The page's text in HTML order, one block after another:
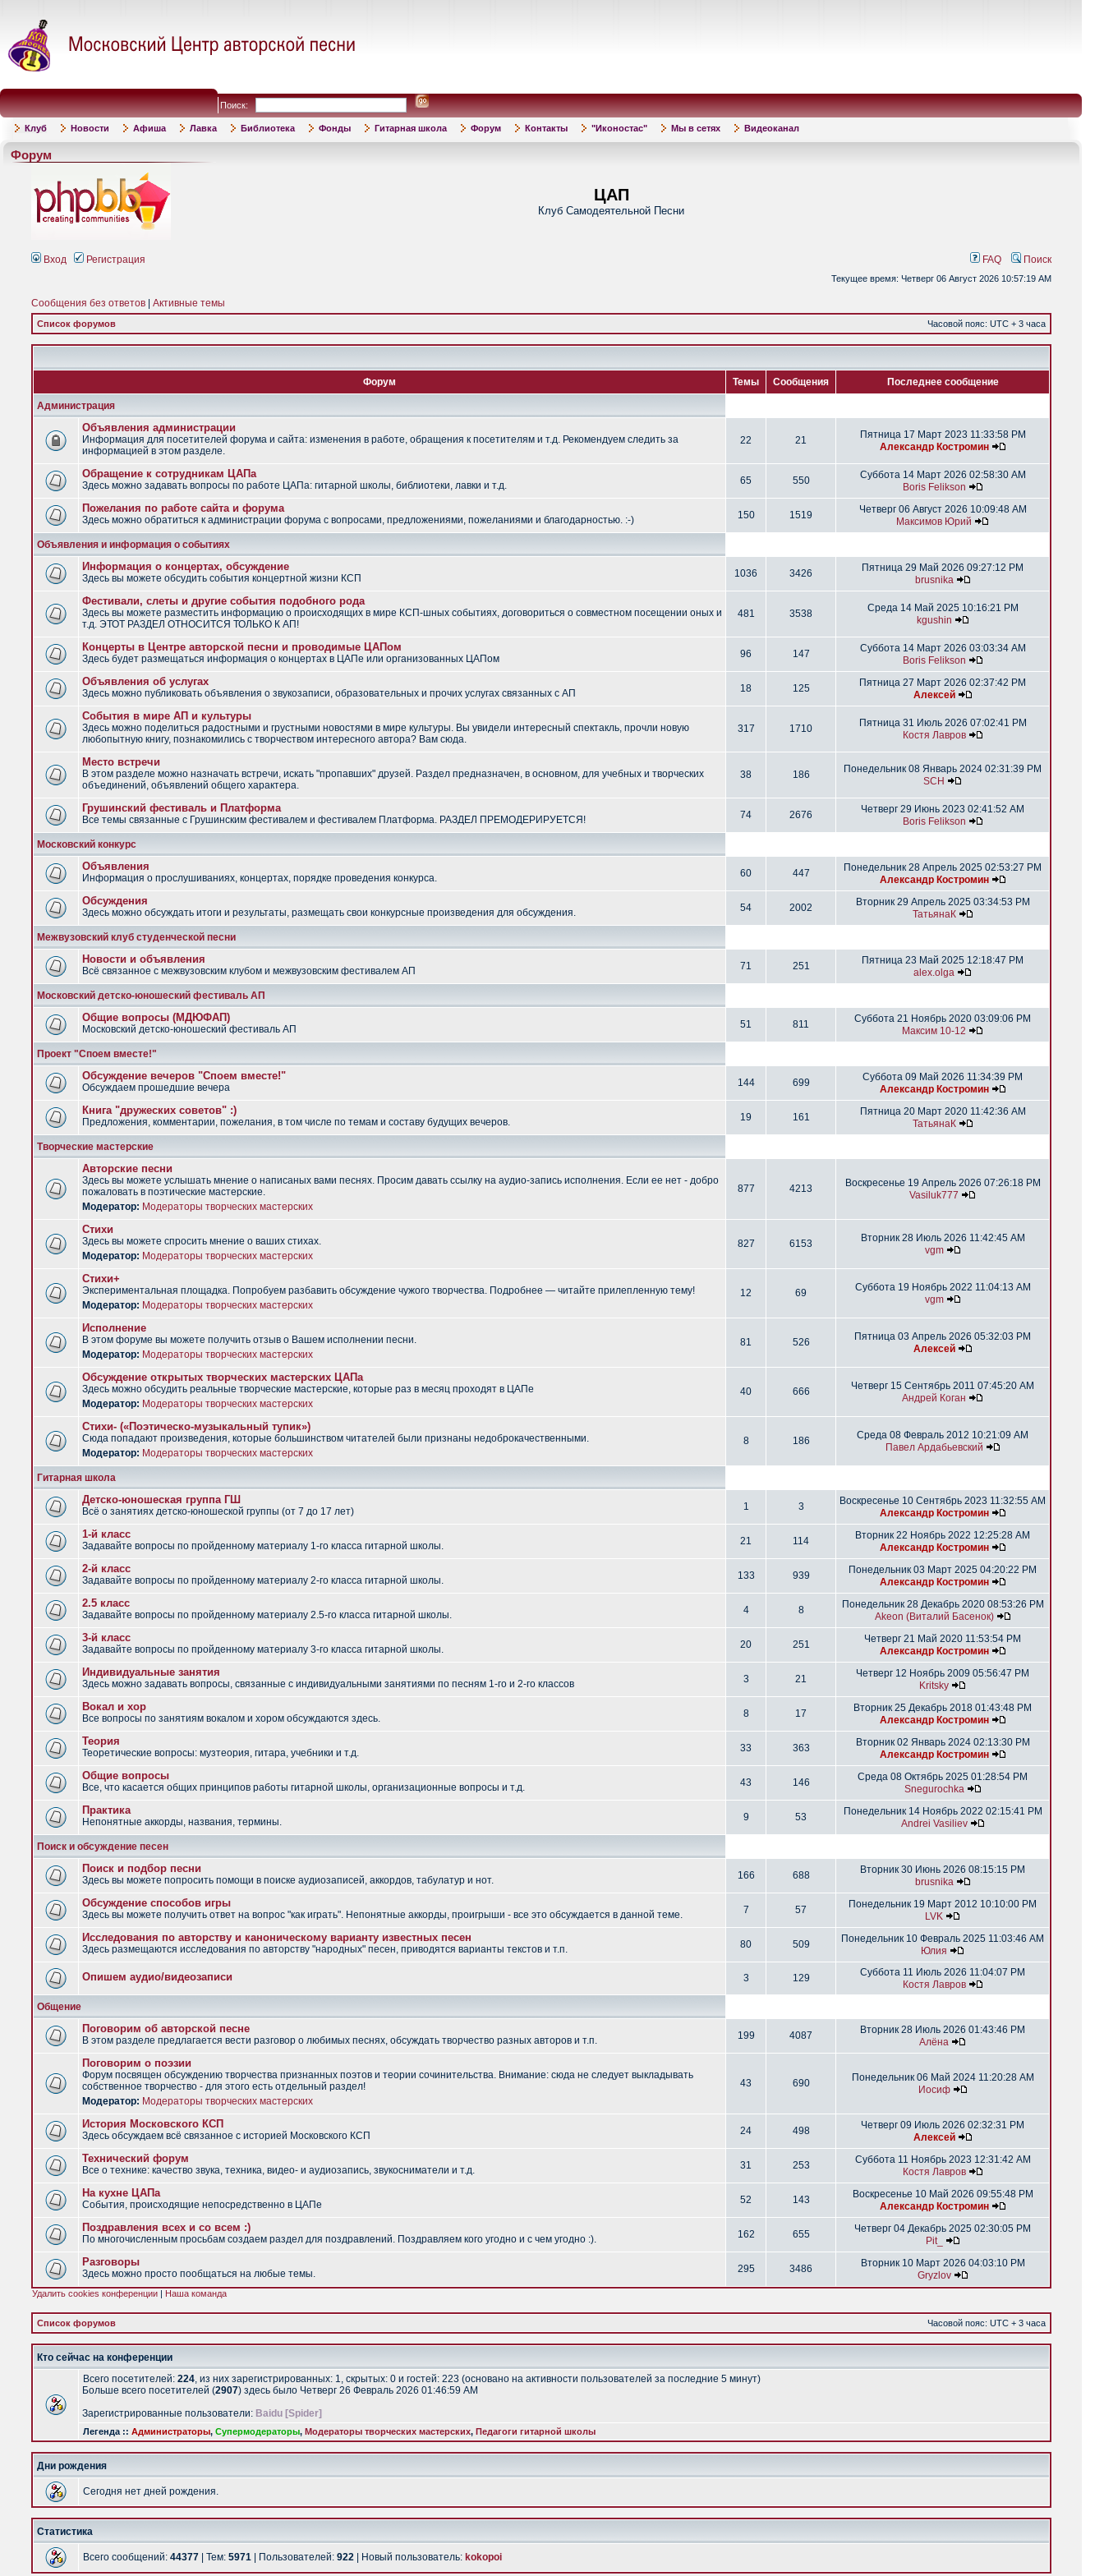
Поиск:
Клуб Новости Афиша Лавка Библиотека Фонды Гитарная школа Форум Контакты "Иконостас" Мы в сетях Видеоканал
Форум
ЦАП
Клуб Самодеятельной Песни
Вход Регистрация FAQ Поиск
Текущее время: Четверг 06 Август 2026 10:57:19 AM
Сообщения без ответов Активные темы
Список форумов Часовой пояс: UTC + 3 часа
Форум Темы Сообщения Последнее сообщение
Администрация
Объявления администрации
Информация для посетителей форума и сайта: изменения в работе, обращения к посетителям и т.д. Рекомендуем следить за
информацией в этом разделе.
22 21
Пятница 17 Март 2023 11:33:58 PM
Александр Костромин
Обращение к сотрудникам ЦАПа
Здесь можно задавать вопросы по работе ЦАПа: гитарной школы, библиотеки, лавки и т.д. 65 550
Суббота 14 Март 2026 02:58:30 AM
Boris Felikson
Пожелания по работе сайта и форума
Здесь можно обратиться к администрации форума с вопросами, предложениями, пожеланиями и благодарностью. :-) 150 1519
Четверг 06 Август 2026 10:09:48 AM
Максимов Юрий
Объявления и информация о событиях
Информация о концертах, обсуждение
Здесь вы можете обсудить события концертной жизни КСП 1036 3426
Пятница 29 Май 2026 09:27:12 PM
brusnika
Фестивали, слеты и другие события подобного рода
Здесь вы можете разместить информацию о происходящих в мире КСП-шных событиях, договориться о совместном посещении оных и
т.д. ЭТОТ РАЗДЕЛ ОТНОСИТСЯ ТОЛЬКО К АП!
481 3538
Среда 14 Май 2025 10:16:21 PM
kgushin
Концерты в Центре авторской песни и проводимые ЦАПом
Здесь будет размещаться информация о концертах в ЦАПе или организованных ЦАПом 96 147
Суббота 14 Март 2026 03:03:34 AM
Boris Felikson
Объявления об услугах
Здесь можно публиковать объявления о звукозаписи, образовательных и прочих услугах связанных с АП 18 125
Пятница 27 Март 2026 02:37:42 PM
Алексей
События в мире АП и культуры
Здесь можно поделиться радостными и грустными новостями в мире культуры. Вы увидели интересный спектакль, прочли новую
любопытную книгу, познакомились с творчеством интересного автора? Вам сюда.
317 1710
Пятница 31 Июль 2026 07:02:41 PM
Костя Лавров
Место встречи
В этом разделе можно назначать встречи, искать "пропавших" друзей. Раздел предназначен, в основном, для учебных и творческих
объединений, объявлений общего характера.
38 186
Понедельник 08 Январь 2024 02:31:39 PM
SCH
Грушинский фестиваль и Платформа
Все темы связанные с Грушинским фестивалем и фестивалем Платформа. РАЗДЕЛ ПРЕМОДЕРИРУЕТСЯ! 74 2676
Четверг 29 Июнь 2023 02:41:52 AM
Boris Felikson
Московский конкурс
Объявления
Информация о прослушиваниях, концертах, порядке проведения конкурса. 60 447
Понедельник 28 Апрель 2025 02:53:27 PM
Александр Костромин
Обсуждения
Здесь можно обсуждать итоги и результаты, размещать свои конкурсные произведения для обсуждения. 54 2002
Вторник 29 Апрель 2025 03:34:53 PM
ТатьянаК
Межвузовский клуб студенческой песни
Новости и объявления
Всё связанное с межвузовским клубом и межвузовским фестивалем АП 71 251
Пятница 23 Май 2025 12:18:47 PM
alex.olga
Московский детско-юношеский фестиваль АП
Общие вопросы (МДЮФАП)
Московский детско-юношеский фестиваль АП 51 811
Суббота 21 Ноябрь 2020 03:09:06 PM
Максим 10-12
Проект "Споем вместе!"
Обсуждение вечеров "Споем вместе!"
Обсуждаем прошедшие вечера 144 699
Суббота 09 Май 2026 11:34:39 PM
Александр Костромин
Книга "дружеских советов" :)
Предложения, комментарии, пожелания, в том числе по темам и составу будущих вечеров. 19 161
Пятница 20 Март 2020 11:42:36 AM
ТатьянаК
Творческие мастерские
Авторские песни
Здесь вы можете услышать мнение о написаных вами песнях. Просим давать ссылку на аудио-запись исполнения. Если ее нет - добро
пожаловать в поэтические мастерские.
Модератор: Модераторы творческих мастерских
877 4213
Воскресенье 19 Апрель 2026 07:26:18 PM
Vasiluk777
Стихи
Здесь вы можете спросить мнение о ваших стихах.
Модератор: Модераторы творческих мастерских
827 6153
Вторник 28 Июль 2026 11:42:45 AM
vgm
Стихи+
Экспериментальная площадка. Попробуем разбавить обсуждение чужого творчества. Подробнее — читайте прилепленную тему!
Модератор: Модераторы творческих мастерских
12 69
Суббота 19 Ноябрь 2022 11:04:13 AM
vgm
Исполнение
В этом форуме вы можете получить отзыв о Вашем исполнении песни.
Модератор: Модераторы творческих мастерских
81 526
Пятница 03 Апрель 2026 05:32:03 PM
Алексей
Обсуждение открытых творческих мастерских ЦАПа
Здесь можно обсудить реальные творческие мастерские, которые раз в месяц проходят в ЦАПе
Модератор: Модераторы творческих мастерских
40 666
Четверг 15 Сентябрь 2011 07:45:20 AM
Андрей Коган
Стихи- («Поэтическо-музыкальный тупик»)
Сюда попадают произведения, которые большинством читателей были признаны недоброкачественными.
Модератор: Модераторы творческих мастерских
8 186
Среда 08 Февраль 2012 10:21:09 AM
Павел Ардабьевский
Гитарная школа
Детско-юношеская группа ГШ
Всё о занятиях детско-юношеской группы (от 7 до 17 лет) 1 3
Воскресенье 10 Сентябрь 2023 11:32:55 AM
Александр Костромин
1-й класс
Задавайте вопросы по пройденному материалу 1-го класса гитарной школы. 21 114
Вторник 22 Ноябрь 2022 12:25:28 AM
Александр Костромин
2-й класс
Задавайте вопросы по пройденному материалу 2-го класса гитарной школы. 133 939
Понедельник 03 Март 2025 04:20:22 PM
Александр Костромин
2.5 класс
Задавайте вопросы по пройденному материалу 2.5-го класса гитарной школы. 4 8
Понедельник 28 Декабрь 2020 08:53:26 PM
Akeon (Виталий Басенок)
3-й класс
Задавайте вопросы по пройденному материалу 3-го класса гитарной школы. 20 251
Четверг 21 Май 2020 11:53:54 PM
Александр Костромин
Индивидуальные занятия
Здесь можно задавать вопросы, связанные с индивидуальными занятиями по песням 1-го и 2-го классов 3 21
Четверг 12 Ноябрь 2009 05:56:47 PM
Kritsky
Вокал и хор
Все вопросы по занятиям вокалом и хором обсуждаются здесь. 8 17
Вторник 25 Декабрь 2018 01:43:48 PM
Александр Костромин
Теория
Теоретические вопросы: музтеория, гитара, учебники и т.д. 33 363
Вторник 02 Январь 2024 02:13:30 PM
Александр Костромин
Общие вопросы
Все, что касается общих принципов работы гитарной школы, организационные вопросы и т.д. 43 146
Среда 08 Октябрь 2025 01:28:54 PM
Snegurochka
Практика
Непонятные аккорды, названия, термины. 9 53
Понедельник 14 Ноябрь 2022 02:15:41 PM
Andrei Vasiliev
Поиск и обсуждение песен
Поиск и подбор песни
Здесь вы можете попросить помощи в поиске аудиозаписей, аккордов, табулатур и нот. 166 688
Вторник 30 Июнь 2026 08:15:15 PM
brusnika
Обсуждение способов игры
Здесь вы можете получить ответ на вопрос "как играть". Непонятные аккорды, проигрыши - все это обсуждается в данной теме. 7 57
Понедельник 19 Март 2012 10:10:00 PM
LVK
Исследования по авторству и каноническому варианту известных песен
Здесь размещаются исследования по авторству "народных" песен, приводятся варианты текстов и т.п. 80 509
Понедельник 10 Февраль 2025 11:03:46 AM
Юлия
Опишем аудио/видеозаписи 3 129
Суббота 11 Июль 2026 11:04:07 PM
Костя Лавров
Общение
Поговорим об авторской песне
В этом разделе предлагается вести разговор о любимых песнях, обсуждать творчество разных авторов и т.п. 199 4087
Вторник 28 Июль 2026 01:43:46 PM
Алёна
Поговорим о поэзии
Форум посвящен обсуждению творчества признанных поэтов и теории сочинительства. Внимание: сюда не следует выкладывать
собственное творчество - для этого есть отдельный раздел!
Модератор: Модераторы творческих мастерских
43 690
Понедельник 06 Май 2024 11:20:28 AM
Иосиф
История Московского КСП
Здесь обсуждаем всё связанное с историей Московского КСП 24 498
Четверг 09 Июль 2026 02:32:31 PM
Алексей
Технический форум
Все о технике: качество звука, техника, видео- и аудиозапись, звукосниматели и т.д. 31 253
Суббота 11 Ноябрь 2023 12:31:42 AM
Костя Лавров
На кухне ЦАПа
События, происходящие непосредственно в ЦАПе 52 143
Воскресенье 10 Май 2026 09:55:48 PM
Александр Костромин
Поздравления всех и со всем :)
По многочисленным просьбам создаем раздел для поздравлений. Поздравляем кого угодно и с чем угодно :). 162 655
Четверг 04 Декабрь 2025 02:30:05 PM
Pit_
Разговоры
Здесь можно просто пообщаться на любые темы. 295 3486
Вторник 10 Март 2026 04:03:10 PM
Gryzlov
Удалить cookies конференции | Наша команда
Список форумов Часовой пояс: UTC + 3 часа
Кто сейчас на конференции
Всего посетителей: 224, из них зарегистрированных: 1, скрытых: 0 и гостей: 223 (основано на активности пользователей за последние 5 минут)
Больше всего посетителей (2907) здесь было Четверг 26 Февраль 2026 01:46:59 AM
Зарегистрированные пользователи: Baidu [Spider]
Легенда :: Администраторы, Супермодераторы, Модераторы творческих мастерских, Педагоги гитарной школы
Дни рождения
Сегодня нет дней рождения.
Статистика
Всего сообщений: 44377 | Тем: 5971 | Пользователей: 922 | Новый пользователь: kokopoi